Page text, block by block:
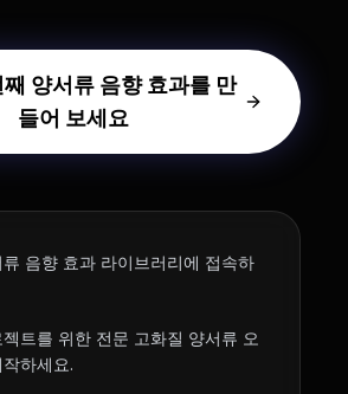
양서류 음향 효과를 만
들어 보세요
음향 효과 라이브러리에 접속하
젝트를 위한 전문 고화질 양서류 오
하세요.